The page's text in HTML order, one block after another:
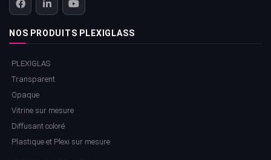
NOS PRODUITS PLEXIGLASS
PLEXIGLAS
Transparent
Opaque
Vitrine sur mesure
Diffusant coloré
Plastique et Plexi sur mesure